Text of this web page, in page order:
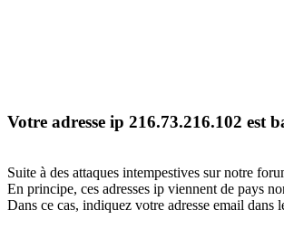
Votre adresse ip 216.73.216.102 est
Suite à des attaques intempestives sur notre
En principe, ces adresses ip viennent de pays
Dans ce cas, indiquez votre adresse email